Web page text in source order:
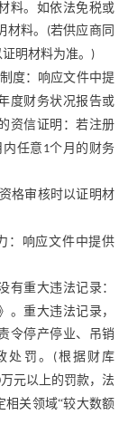
料。如依法免税或
料。 (若供应商同
明材料为准。 )
度：响应文件中提
度财务状况报告或
资信证明：若注册
内任意 1个月的财务
格审核时以证明材
：响应文件中提供
有重大违法记录：
。重大违法记录，
令停产停业、吊销
处罚。 (根据财库
万元以上的罚款，法
相关领域“较大数额